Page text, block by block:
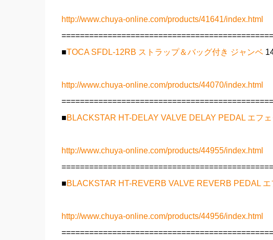
http://www.chuya-online.com/products/41641/index.html
■TOCA SFDL-12RB ストラップ＆バッグ付き ジャンベ
http://www.chuya-online.com/products/44070/index.html
■BLACKSTAR HT-DELAY VALVE DELAY PEDAL エフ
http://www.chuya-online.com/products/44955/index.html
■BLACKSTAR HT-REVERB VALVE REVERB PEDAL エ
http://www.chuya-online.com/products/44956/index.html